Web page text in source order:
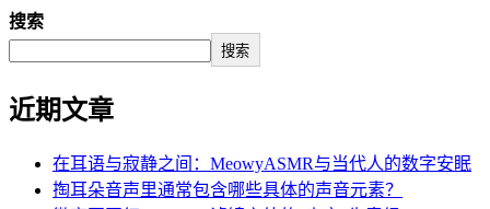
搜索
搜索
近期文章
在耳语与寂静之间：MeowyASMR与当代人的数字安眠
掏耳朵音声里通常包含哪些具体的声音元素？